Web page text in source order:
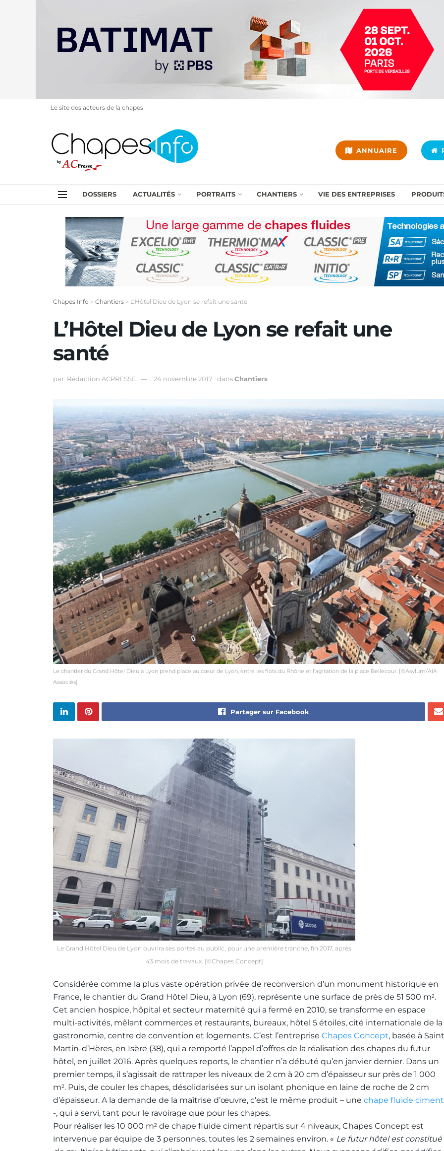
Le site des acteurs de la chapes
ANNUAIRE
DOSSIERS ACTUALITÉS PORTRAITS CHANTIERS VIE DES ENTREPRISES
Chapes Info > Chantiers > L’Hôtel Dieu de Lyon se refait une santé
L’Hôtel Dieu de Lyon se refait une
santé
par Rédaction ACPRESSE 24 novembre 2017 dansChantiers
Le chantier du Grand Hôtel Dieu à Lyon prend place au cœur de Lyon, entre les flots du Rhône et l’agitation de la place Bellecour. [©Asylum/AIA
Associés]
Partager sur Facebook
Le Grand Hôtel Dieu de Lyon ouvrira ses portes au public, pour une première tranche, fin 2017, après
43 mois de travaux. [©Chapes Concept]
Considérée comme la plus vaste opération privée de reconversion d’un monument historique en
France, le chantier du Grand Hôtel Dieu, à Lyon (69), représente une surface de près de 51 500 m2.
Cet ancien hospice, hôpital et secteur maternité qui a fermé en 2010, se transforme en espace
multi-activités, mêlant commerces et restaurants, bureaux, hôtel 5 étoiles, cité internationale de la
gastronomie, centre de convention et logements. C’est l’entreprise Chapes Concept, basée à
Martin-d’Hères, en Isère (38), qui a remporté l’appel d’offres de la réalisation des chapes du futur
hôtel, en juillet 2016. Après quelques reports, le chantier n’a débuté qu’en janvier dernier. Dans un
premier temps, il s’agissait de rattraper les niveaux de 2 cm à 20 cm d’épaisseur sur près de 1 000
m2. Puis, de couler les chapes, désolidarisées sur un isolant phonique en laine de roche de 2 cm
d’épaisseur. A la demande de la maîtrise d’œuvre, c’est le même produit – une chape fluide ciment
-, qui a servi, tant pour le ravoirage que pour les chapes.
Pour réaliser les 10 000 m2 de chape fluide ciment répartis sur 4 niveaux, Chapes Concept est
intervenue par équipe de 3 personnes, toutes les 2 semaines environ. « Le futur hôtel est constitué